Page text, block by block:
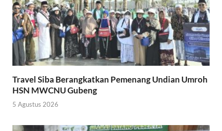
Travel Siba Berangkatkan Pemenang Undian Umroh
HSN MWCNU Gubeng
5 Agustus 2026